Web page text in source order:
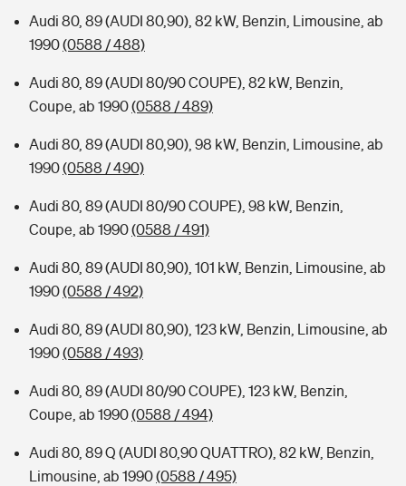
Audi 80, 89 (AUDI 80,90), 82 kW, Benzin, Limousine, ab
1990(0588 / 488)
Audi 80, 89 (AUDI 80/90 COUPE), 82 kW, Benzin,
Coupe, ab 1990(0588 / 489)
Audi 80, 89 (AUDI 80,90), 98 kW, Benzin, Limousine, ab
1990(0588 / 490)
Audi 80, 89 (AUDI 80/90 COUPE), 98 kW, Benzin,
Coupe, ab 1990(0588 / 491)
Audi 80, 89 (AUDI 80,90), 101 kW, Benzin, Limousine, ab
1990(0588 / 492)
Audi 80, 89 (AUDI 80,90), 123 kW, Benzin, Limousine, ab
1990(0588 / 493)
Audi 80, 89 (AUDI 80/90 COUPE), 123 kW, Benzin,
Coupe, ab 1990(0588 / 494)
Audi 80, 89 Q (AUDI 80,90 QUATTRO), 82 kW, Benzin,
Limousine, ab 1990(0588 / 495)